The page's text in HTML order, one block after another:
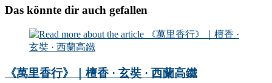
Das könnte dir auch gefallen
《萬里香行》｜檀香 · 玄奘 · 西蘭高鐵